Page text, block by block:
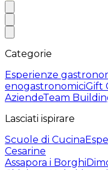
Categorie
Esperienze
enogastronomiciGift
AziendeTeam
Lasciati ispirare
Scuole di Cucina
Cesarine
Assapora i Borghi